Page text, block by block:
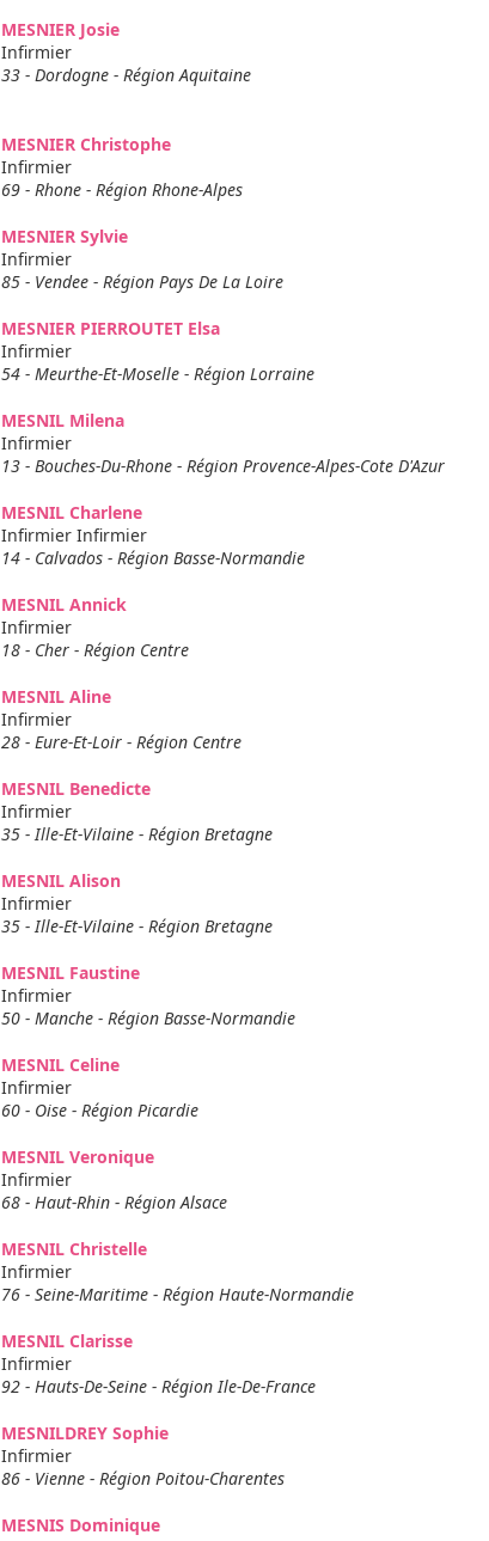
MESNIER Josie
Infirmier
33 - Dordogne - Région Aquitaine
MESNIER Christophe
Infirmier
69 - Rhone - Région Rhone-Alpes
MESNIER Sylvie
Infirmier
85 - Vendee - Région Pays De La Loire
MESNIER PIERROUTET Elsa
Infirmier
54 - Meurthe-Et-Moselle - Région Lorraine
MESNIL Milena
Infirmier
13 - Bouches-Du-Rhone - Région Provence-Alpes-Cote D'Azur
MESNIL Charlene
Infirmier Infirmier
14 - Calvados - Région Basse-Normandie
MESNIL Annick
Infirmier
18 - Cher - Région Centre
MESNIL Aline
Infirmier
28 - Eure-Et-Loir - Région Centre
MESNIL Benedicte
Infirmier
35 - Ille-Et-Vilaine - Région Bretagne
MESNIL Alison
Infirmier
35 - Ille-Et-Vilaine - Région Bretagne
MESNIL Faustine
Infirmier
50 - Manche - Région Basse-Normandie
MESNIL Celine
Infirmier
60 - Oise - Région Picardie
MESNIL Veronique
Infirmier
68 - Haut-Rhin - Région Alsace
MESNIL Christelle
Infirmier
76 - Seine-Maritime - Région Haute-Normandie
MESNIL Clarisse
Infirmier
92 - Hauts-De-Seine - Région Ile-De-France
MESNILDREY Sophie
Infirmier
86 - Vienne - Région Poitou-Charentes
MESNIS Dominique